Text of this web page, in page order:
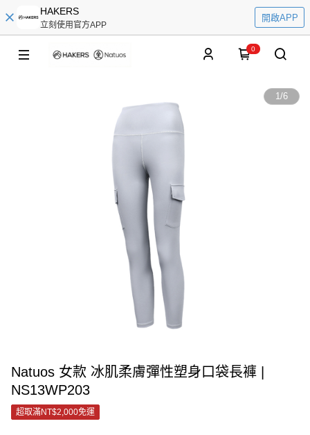
HAKERS
立刻使用官方APP
開啟APP
0
1/6
Natuos 女款 冰肌柔膚彈性塑身口袋長褲 |
NS13WP203
超取滿NT$2,000免運